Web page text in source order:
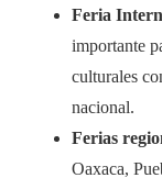
Feria
importante
culturales
nacional.
Ferias
Oaxaca,